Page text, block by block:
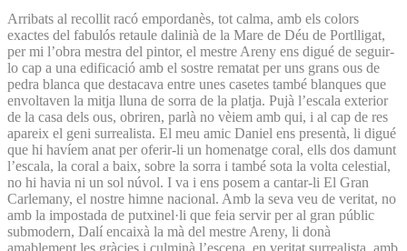
Arribats al recollit racó empordanès, tot calma, amb els colors
exactes del fabulós retaule dalinià de la Mare de Déu de Portlligat,
per mi l’obra mestra del pintor, el mestre Areny ens digué de seguir-
lo cap a una edificació amb el sostre rematat per uns grans ous de
pedra blanca que destacava entre unes casetes també blanques que
envoltaven la mitja lluna de sorra de la platja. Pujà l’escala exterior
de la casa dels ous, obriren, parlà no vèiem amb qui, i al cap de res
apareix el geni surrealista. El meu amic Daniel ens presentà, li digué
que hi havíem anat per oferir-li un homenatge coral, ells dos damunt
l’escala, la coral a baix, sobre la sorra i també sota la volta celestial,
no hi havia ni un sol núvol. I va i ens posem a cantar-li El Gran
Carlemany, el nostre himne nacional. Amb la seva veu de veritat, no
amb la impostada de putxinel·li que feia servir per al gran públic
submodern, Dalí encaixà la mà del mestre Areny, li donà
amablement les gràcies i culminà l’escena, en veritat surrealista, amb